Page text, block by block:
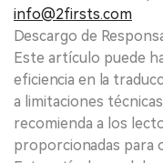
info@2firsts.com
Descargo de
Este artículo puede
eficiencia en la
a limitaciones
recomienda a los
proporcionadas para